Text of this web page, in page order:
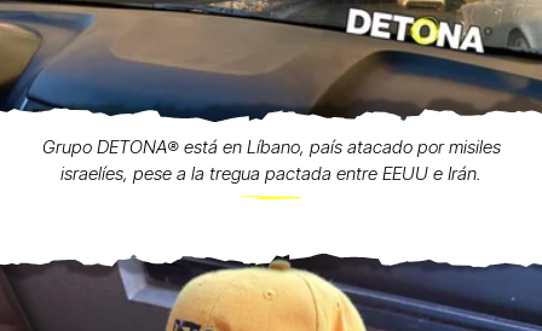
Grupo DETONA®️ está en Líbano, país atacado por misiles
israelíes, pese a la tregua pactada entre EEUU e Irán.